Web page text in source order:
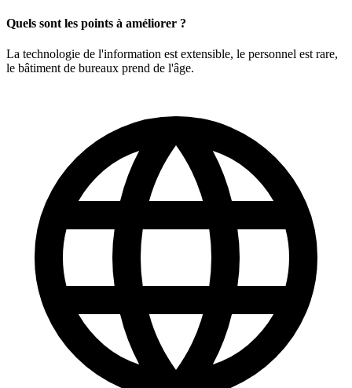
Quels sont les points à améliorer ?
La technologie de l'information est extensible, le personnel est rare,
le bâtiment de bureaux prend de l'âge.